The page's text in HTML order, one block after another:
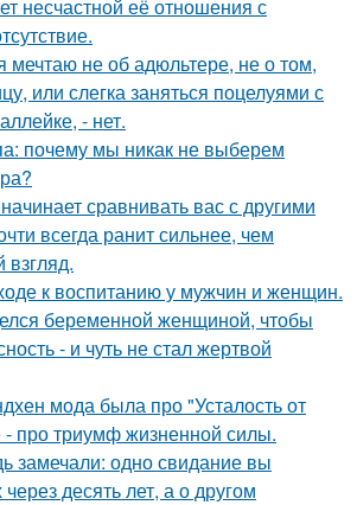
несчастной её отношения с
мечтаю не об адюльтере, не о том,
или слегка заняться поцелуями с
- нет.
почему мы никак не выберем
сравнивать вас с другими
всегда ранит сильнее, чем
взгляд.
к воспитанию у мужчин и женщин.
беременной женщиной, чтобы
- и чуть не стал жертвой
мода была про "Усталость от
про триумф жизненной силы.
замечали: одно свидание вы
десять лет, а о другом